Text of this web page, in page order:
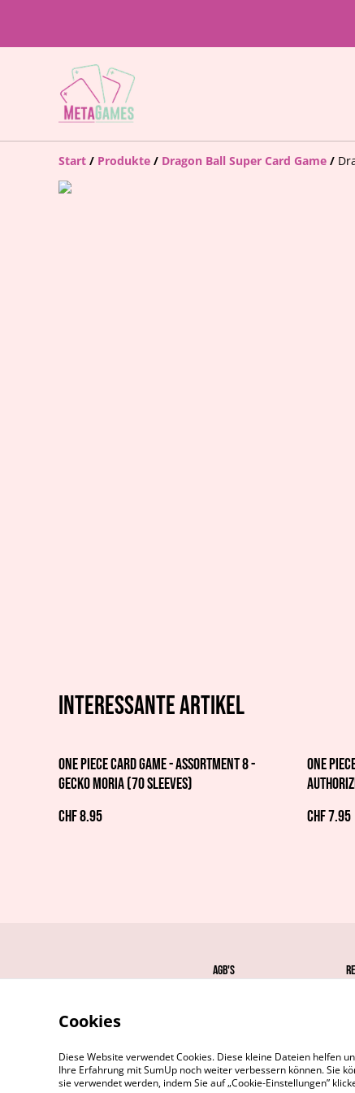
Start / Produkte / Dragon Ball Super Card Game /
Interessante artikel
One Piece Card Game - Assortment 8 -
Gecko Moria (70 Sleeves)
CHF 8.95
ONE
CHF 7.95
AGB's
Cookies
Diese Website verwendet Cookies. Diese kleine Dateien helfen
Ihre Erfahrung mit SumUp noch weiter verbessern können. Sie
sie verwendet werden, indem Sie auf „Cookie-Einstellungen”